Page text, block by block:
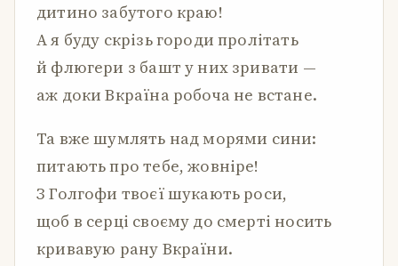
дитино забутого краю!
А я буду скрізь городи пролітать
й флюгери з башт у них зривати —
аж доки Вкраїна робоча не встане.
Та вже шумлять над морями сини:
питають про тебе, жовніре!
З Голгофи твоєї шукають роси,
щоб в серці своєму до смерті носить
кривавую рану Вкраїни.